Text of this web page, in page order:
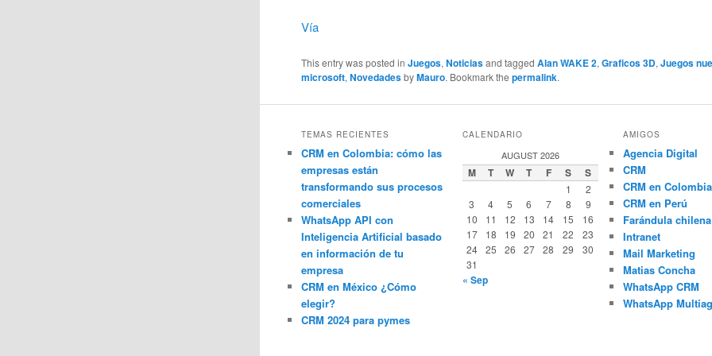
Vía
This entry was posted inJuegos,Noticiasand taggedAlan WAKE 2,Graficos 3D,Juegos
microsoft,NovedadesbyMauro. Bookmark thepermalink.
TEMAS RECIENTES
CRM en Colombia: cómo las
empresas están
transformando sus procesos
comerciales
WhatsApp API con
Inteligencia Artificial basado
en información de tu
empresa
CRM en México ¿Cómo
elegir?
CRM 2024 para pymes
CALENDARIO
AUGUST 2026
M T W T F S S
1
2
3
4 5 6 7 8
9
10
11 12 13 14 15
16
17
18 19 20 21 22
23
24
25 26 27 28 29
30
31
« Sep
AMIGOS
Agencia Digital
CRM
CRM en Colombia
CRM en Perú
Farándula chilena
Intranet
Mail Marketing
Matias Concha
WhatsApp CRM
WhatsApp